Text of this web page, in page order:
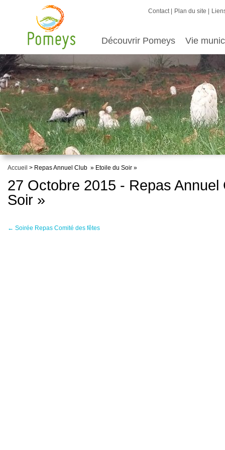
Contact Plan du site
Découvrir Pomeys Vie
Accueil > Repas Annuel Club » Etoile du Soir »
27 Octobre 2015 - Repas
Soir »
← Soirée Repas Comité des fêtes